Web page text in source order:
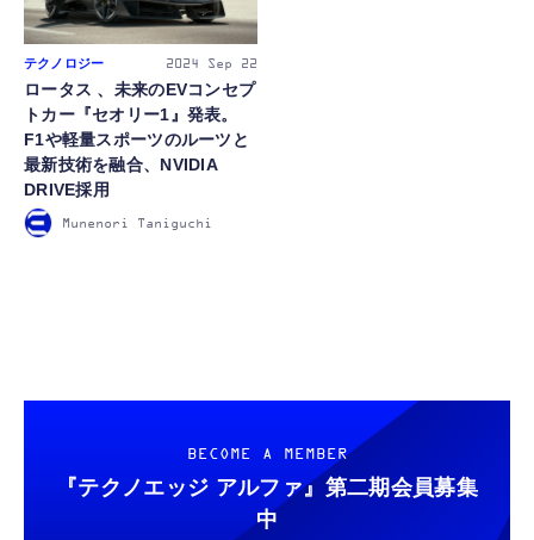
ゲーム
カルチャー
公式ストア
テクノロジー 2024 Sep 22
ロータス 、未来のEVコンセプ
トカー『セオリー1』発表。
F1や軽量スポーツのルーツと
最新技術を融合、NVIDIA
DRIVE採用
Munenori Taniguchi
BECOME A MEMBER
『テクノエッジ アルファ』 第二期会員募集
中